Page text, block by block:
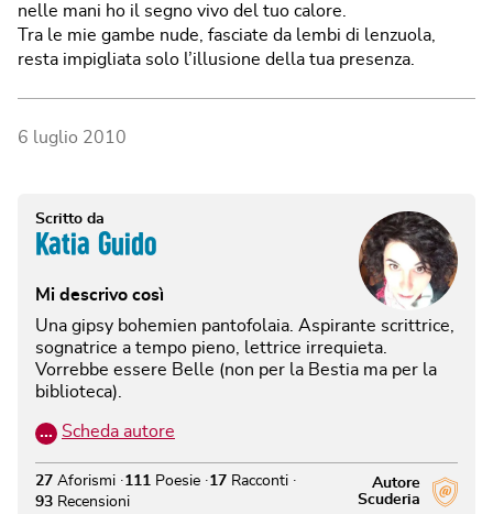
nelle mani ho il segno vivo del tuo calore.
Tra le mie gambe nude, fasciate da lembi di lenzuola,
resta impigliata solo l’illusione della tua presenza.
6 luglio 2010
Scritto da
Katia Guido
Mi descrivo così
Una gipsy bohemien pantofolaia. Aspirante scrittrice,
sognatrice a tempo pieno, lettrice irrequieta.
Vorrebbe essere Belle (non per la Bestia ma per la
biblioteca).
… Scheda autore
Autore
Scuderia
27 Aforismi 111 Poesie 17 Racconti
93 Recensioni